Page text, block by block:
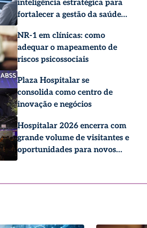
inteligência estratégica para
fortalecer a gestão da saúde
NR-1 em clínicas: como
adequar o mapeamento de
riscos psicossociais
Plaza Hospitalar se
consolida como centro de
inovação e negócios
Hospitalar 2026 encerra com
grande volume de visitantes e
oportunidades para novos